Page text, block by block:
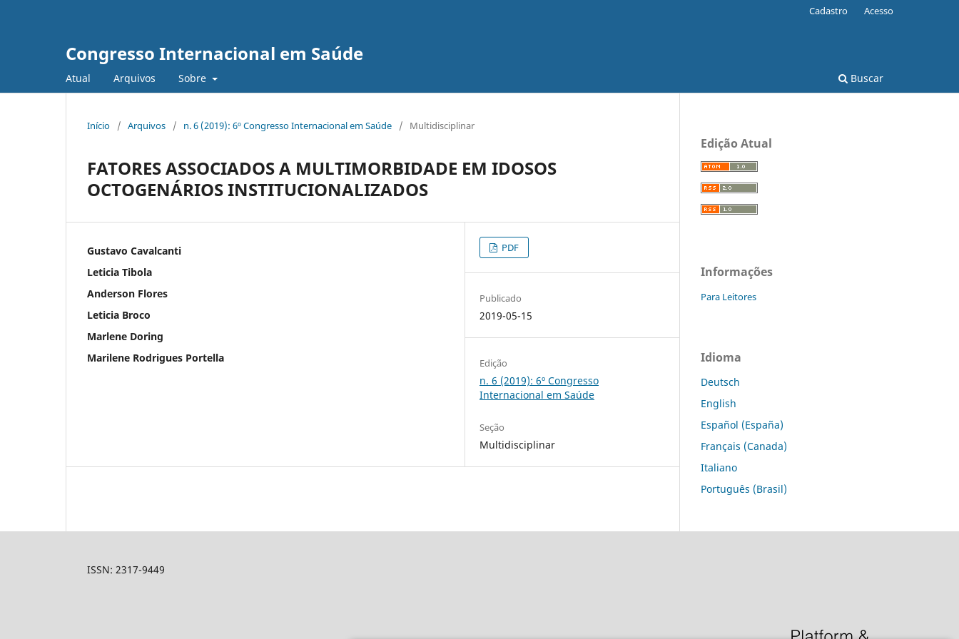
Congresso Internacional em Saúde
Atual Arquivos Sobre Buscar
Cadastro Acesso
Início / Arquivos / n. 6 (2019): 6º Congresso Internacional em Saúde / Multidisciplinar
FATORES ASSOCIADOS A MULTIMORBIDADE EM IDOSOS
OCTOGENÁRIOS INSTITUCIONALIZADOS
Gustavo Cavalcanti
Leticia Tibola
Anderson Flores
Leticia Broco
Marlene Doring
Marilene Rodrigues Portella
PDF
Publicado
2019-05-15
Edição
n. 6 (2019): 6º Congresso
Internacional em Saúde
Seção
Multidisciplinar
Edição Atual
Informações
Para Leitores
Idioma
Deutsch
English
Español (España)
Français (Canada)
Italiano
Português (Brasil)
ISSN: 2317-9449